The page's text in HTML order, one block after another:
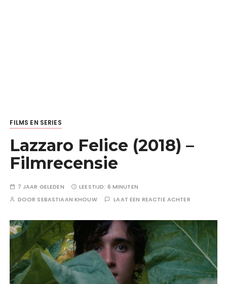
FILMS EN SERIES
Lazzaro Felice (2018) –
Filmrecensie
7 JAAR GELEDEN LEESTIJD: 6 MINUTEN
DOOR SEBASTIAAN KHOUW LAAT EEN REACTIE ACHTER